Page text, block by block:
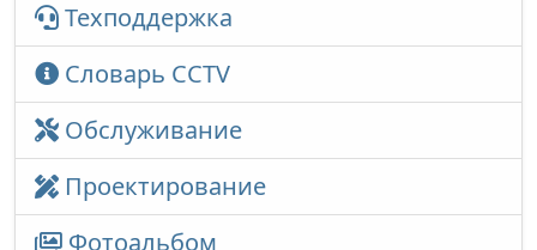
Техподдержка
Словарь CCTV
Обслуживание
Проектирование
Фотоальбом